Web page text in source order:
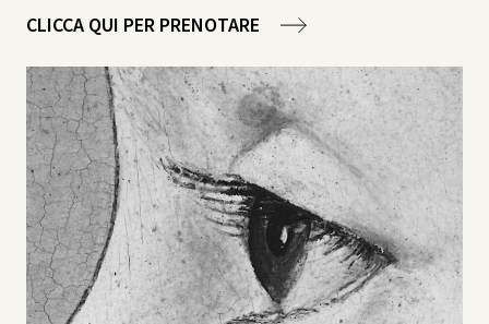
CLICCA QUI PER PRENOTARE